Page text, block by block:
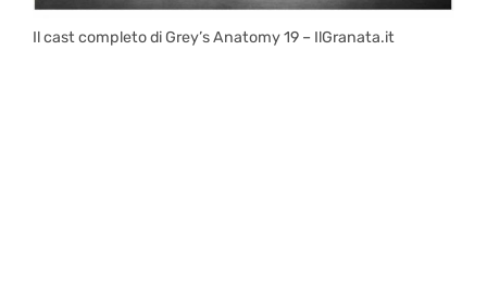
Il cast completo di Grey’s Anatomy 19 – IlGranata.it